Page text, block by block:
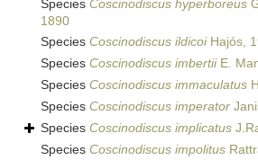
Species Coscinodiscus hyperboreus
1890
Species Coscinodiscus ildicoiHajós,
Species Coscinodiscus imbertiiE.
Species Coscinodiscus immaculatus
Species Coscinodiscus imperator
Species Coscinodiscus implicatus
Species Coscinodiscus impolitus